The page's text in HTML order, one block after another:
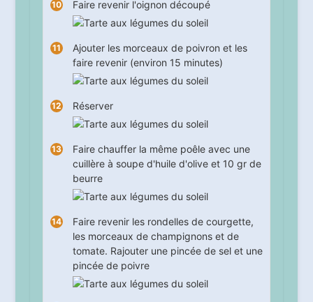
Faire revenir l'oignon découpé
Ajouter les morceaux de poivron et les
faire revenir (environ 15 minutes)
Réserver
Faire chauffer la même poêle avec une
cuillère à soupe d'huile d'olive et 10 gr de
beurre
Faire revenir les rondelles de courgette,
les morceaux de champignons et de
tomate. Rajouter une pincée de sel et une
pincée de poivre